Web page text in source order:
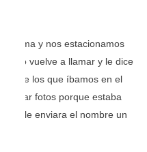
redoma y nos estacionamos
vuelve a llamar y le dice
de los que íbamos en el
enviar fotos porque estaba
se le enviara el nombre un